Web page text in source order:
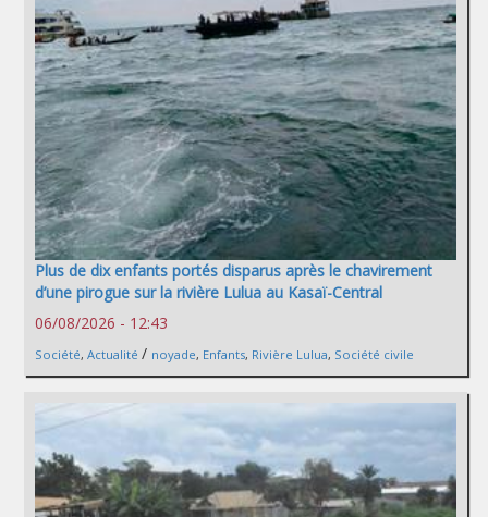
Plus de dix enfants portés disparus après le chavirement
d’une pirogue sur la rivière Lulua au Kasaï-Central
06/08/2026 - 12:43
Société, Actualité / noyade, Enfants, Rivière Lulua, Société civile